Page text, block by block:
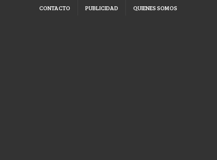
CONTACTO PUBLICIDAD QUIENES SOMOS